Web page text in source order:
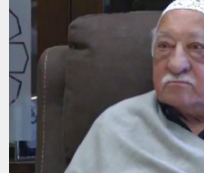
Gökhan Bozkır ile başka